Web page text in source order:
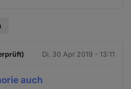
Di. 30 Apr 2019 - 13:11
auch